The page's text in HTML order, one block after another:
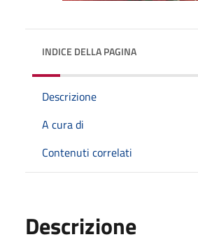
INDICE DELLA PAGINA
Descrizione
A cura di
Contenuti correlati
Descrizione